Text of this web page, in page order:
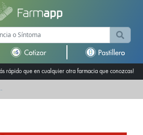
rápido que en cualquier otra farmacia que conozcas!